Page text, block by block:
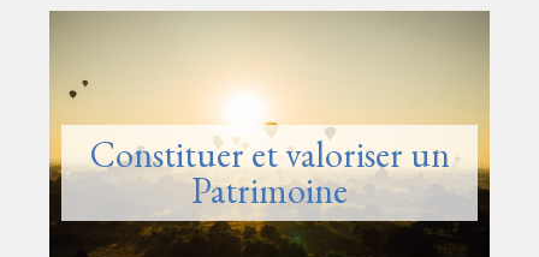
Constituer et valoriser un
Patrimoine